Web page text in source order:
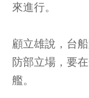
來進行。
顧立雄說，台
防部立場，要
艦。